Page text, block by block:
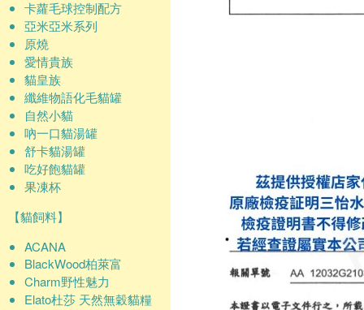
卡蘿毛球控制配方
亞米亞米系列
原燒
愛情貴族
貓皇族
纖維物語化毛貓罐
自然小貓
吶一口貓湯罐
舒卡貓湯罐
吃好飽貓罐
果凍杯
【貓飼料】
ACANA
BlackWood柏萊富
Charm野性魅力
Elato杜莎 天然無穀貓糧